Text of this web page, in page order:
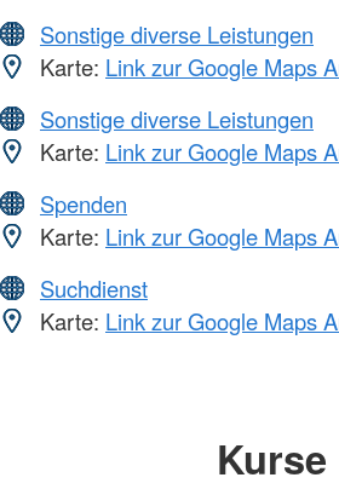
Sonstige diverse Leistungen
Karte: Link zur Google Maps
Sonstige diverse Leistungen
Karte: Link zur Google Maps
Spenden
Karte: Link zur Google Maps
Suchdienst
Karte: Link zur Google Maps
Kurse